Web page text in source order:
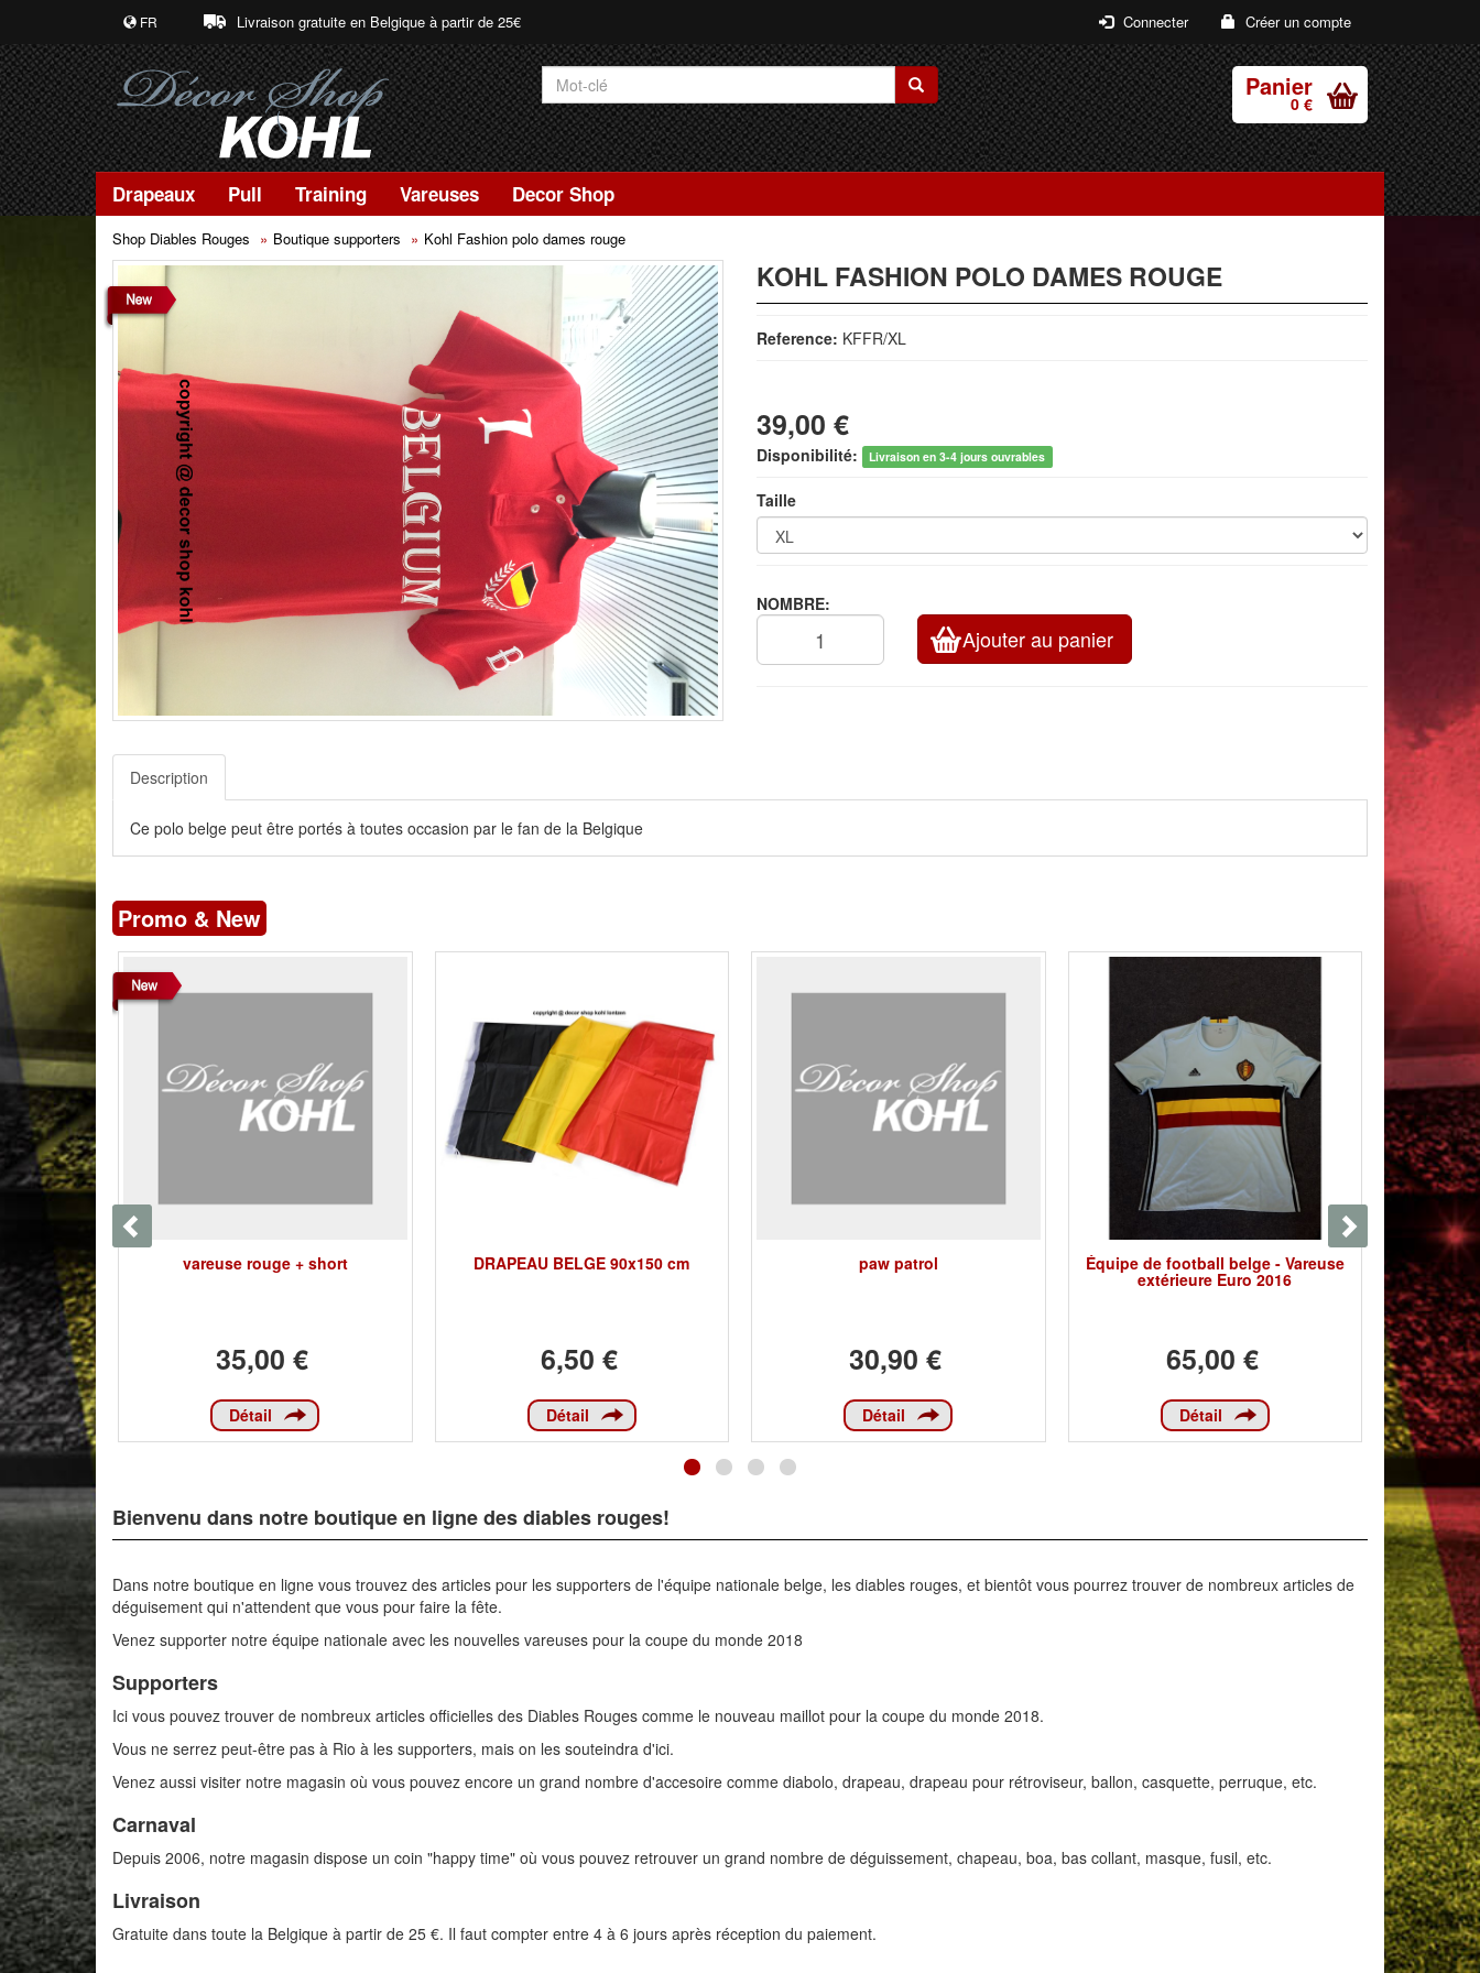
FR Livraison gratuite en Belgique à partir de 25€ Créer un compte
Connecter
Panier
0 €
Drapeaux Pull Training Vareuses Decor Shop
Shop Diables Rouges Boutique supporters Kohl Fashion polo dames rouge
KOHL FASHION POLO DAMES ROUGE
Reference: KFFR/XL
39,00 €
Disponibilité: Livraison en 3-4 jours ouvrables
Taille
NOMBRE:
Ajouter au panier
Description
Ce polo belge peut être portés à toutes occasion par le fan de la Belgique
Promo & New
SKULL vareuse rouge + short
35,00 €
Détail
DRAPEAU BELGE 90x150 cm
6,50 €
Détail
paw patrol
30,90 €
Détail
Équipe de football belge - Vareuse
extérieure Euro 2016
65,00 €
Détail
Équipe
Bienvenu dans notre boutique en ligne des diables rouges!
Dans notre boutique en ligne vous trouvez des articles pour les supporters de l'équipe nationale belge, les diables rouges, et bientôt vous pourrez trouver de nombreux articles de
déguisement qui n'attendent que vous pour faire la fête.
Venez supporter notre équipe nationale avec les nouvelles vareuses pour la coupe du monde 2018
Supporters
Ici vous pouvez trouver de nombreux articles officielles des Diables Rouges comme le nouveau maillot pour la coupe du monde 2018.
Vous ne serrez peut-être pas à Rio à les supporters, mais on les souteindra d'ici.
Venez aussi visiter notre magasin où vous pouvez encore un grand nombre d'accesoire comme diabolo, drapeau, drapeau pour rétroviseur, ballon, casquette, perruque, etc.
Carnaval
Depuis 2006, notre magasin dispose un coin "happy time" où vous pouvez retrouver un grand nombre de déguissement, chapeau, boa, bas collant, masque, fusil, etc.
Livraison
Gratuite dans toute la Belgique à partir de 25 €. Il faut compter entre 4 à 6 jours après réception du paiement.